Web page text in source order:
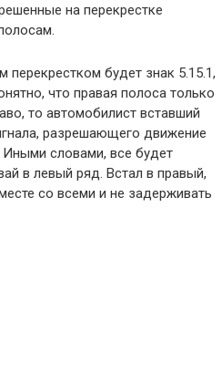
на перекрестке
перекрестком будет знак 5.15.1,
что правая полоса только
то автомобилист вставший
разрешающего движение
словами, все будет
в левый ряд. Встал в правый,
со всеми и не задерживать